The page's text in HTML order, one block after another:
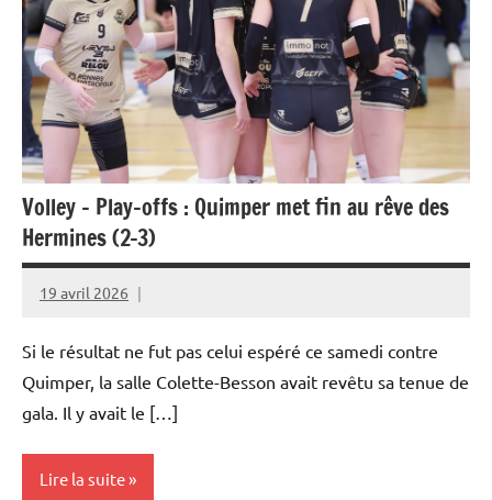
Volley – Play-offs : Quimper met fin au rêve des
Hermines (2-3)
19 avril 2026
Rédaction
Si le résultat ne fut pas celui espéré ce samedi contre
Quimper, la salle Colette-Besson avait revêtu sa tenue de
gala. Il y avait le […]
Lire la suite